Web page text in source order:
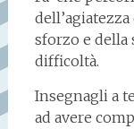
sforzo e della
difficoltà.
Insegnagli a
ad avere